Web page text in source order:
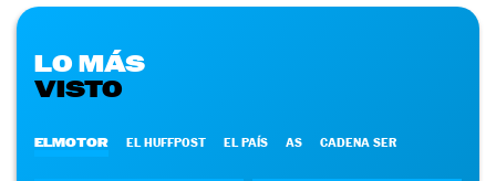
LO MÁS
VISTO
ELMOTOR EL HUFFPOST EL PAÍS AS CADENA SER